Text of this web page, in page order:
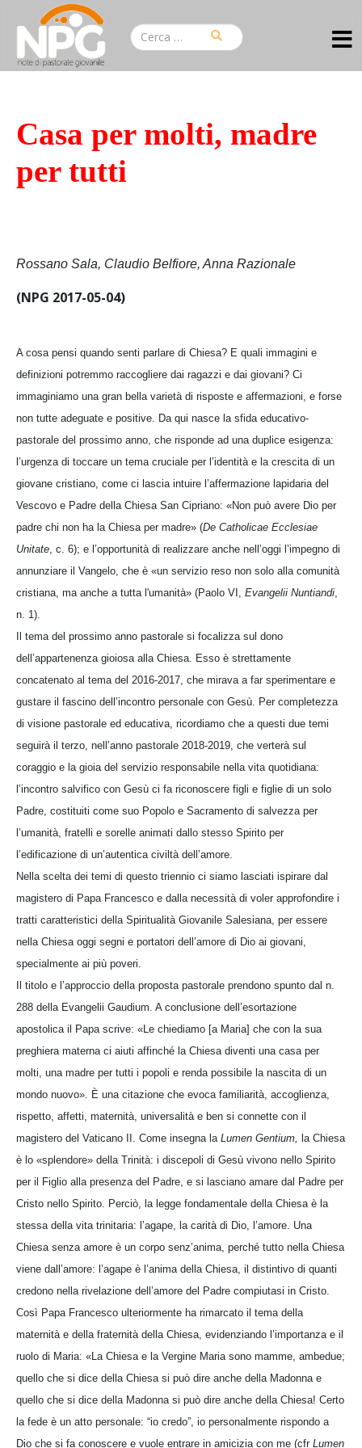
Casa per molti, madre
per tutti
Rossano Sala, Claudio Belfiore, Anna Razionale
(NPG 2017-05-04)
A cosa pensi quando senti parlare di Chiesa? E quali immagini e
definizioni potremmo raccogliere dai ragazzi e dai giovani? Ci
immaginiamo una gran bella varietà di risposte e affermazioni, e forse
non tutte adeguate e positive. Da qui nasce la sfida educativo-
pastorale del prossimo anno, che risponde ad una duplice esigenza:
l’urgenza di toccare un tema cruciale per l’identità e la crescita di un
giovane cristiano, come ci lascia intuire l’affermazione lapidaria del
Vescovo e Padre della Chiesa San Cipriano: «Non può avere Dio per
padre chi non ha la Chiesa per madre» (De Catholicae Ecclesiae
Unitate , c. 6); e l’opportunità di realizzare anche nell’oggi l’impegno di
annunziare il Vangelo, che è «un servizio reso non solo alla comunità
cristiana, ma anche a tutta l'umanità» (Paolo VI, Evangelii Nuntiandi
n. 1).
Il tema del prossimo anno pastorale si focalizza sul dono
dell’appartenenza gioiosa alla Chiesa. Esso è strettamente
concatenato al tema del 2016-2017, che mirava a far sperimentare e
gustare il fascino dell’incontro personale con Gesù. Per completezza
di visione pastorale ed educativa, ricordiamo che a questi due temi
seguirà il terzo, nell’anno pastorale 2018-2019, che verterà sul
coraggio e la gioia del servizio responsabile nella vita quotidiana:
l’incontro salvifico con Gesù ci fa riconoscere figli e figlie di un solo
Padre, costituiti come suo Popolo e Sacramento di salvezza per
l’umanità, fratelli e sorelle animati dallo stesso Spirito per
l’edificazione di un’autentica civiltà dell’amore.
Nella scelta dei temi di questo triennio ci siamo lasciati ispirare dal
magistero di Papa Francesco e dalla necessità di voler approfondire i
tratti caratteristici della Spiritualità Giovanile Salesiana, per essere
nella Chiesa oggi segni e portatori dell’amore di Dio ai giovani,
specialmente ai più poveri.
Il titolo e l’approccio della proposta pastorale prendono spunto dal n.
288 della Evangelii Gaudium. A conclusione dell’esortazione
apostolica il Papa scrive: «Le chiediamo [a Maria] che con la sua
preghiera materna ci aiuti affinché la Chiesa diventi una casa per
molti, una madre per tutti i popoli e renda possibile la nascita di un
mondo nuovo». È una citazione che evoca familiarità, accoglienza,
rispetto, affetti, maternità, universalità e ben si connette con il
magistero del Vaticano II. Come insegna la Lumen Gentium, la Chiesa
è lo «splendore» della Trinità: i discepoli di Gesù vivono nello Spirito
per il Figlio alla presenza del Padre, e si lasciano amare dal Padre per
Cristo nello Spirito. Perciò, la legge fondamentale della Chiesa è la
stessa della vita trinitaria: l’agape, la carità di Dio, l’amore. Una
Chiesa senza amore è un corpo senz’anima, perché tutto nella Chiesa
viene dall’amore: l’agape è l’anima della Chiesa, il distintivo di quanti
credono nella rivelazione dell’amore del Padre compiutasi in Cristo.
Così Papa Francesco ulteriormente ha rimarcato il tema della
maternità e della fraternità della Chiesa, evidenziando l’importanza e il
ruolo di Maria: «La Chiesa e la Vergine Maria sono mamme, ambedue;
quello che si dice della Chiesa si può dire anche della Madonna e
quello che si dice della Madonna si può dire anche della Chiesa! Certo
la fede è un atto personale: “io credo”, io personalmente rispondo a
Dio che si fa conoscere e vuole entrare in amicizia con me (cfr Lumen